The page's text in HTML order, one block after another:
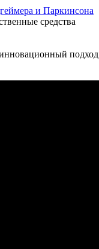
и Паркинсона
средства
подход